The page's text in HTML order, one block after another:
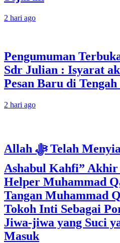
2 hari ago
Pengumuman
Sdr Julian : Isyarat
Pesan Baru di Tengah
2 hari ago
Allah ﷻ Telah Menyiapkan “Gua
Ashabul Kahfi”
Helper Muhammad
Tangan Muhammad
Tokoh Inti Sebagai
Jiwa-jiwa yang Suci
Masuk